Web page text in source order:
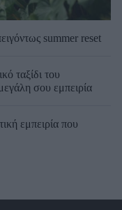
summer reset
ταξίδι του
σου εμπειρία
εμπειρία που